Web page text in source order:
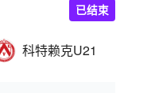
科特赖克U21
已结束